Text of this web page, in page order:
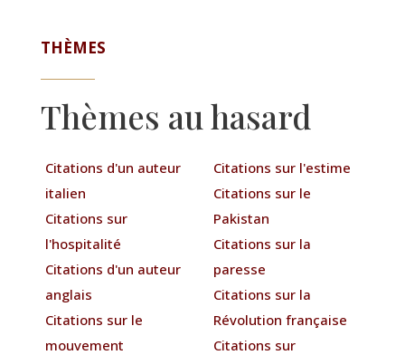
THÈMES
Thèmes au hasard
Citations d'un auteur
italien
Citations sur
l'hospitalité
Citations d'un auteur
anglais
Citations sur le
mouvement
Citations sur l'estime
Citations sur le
Pakistan
Citations sur la
paresse
Citations sur la
Révolution française
Citations sur